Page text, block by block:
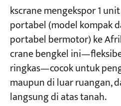
kscrane mengekspor 1
portabel (model kompak
portabel bermotor) ke
crane bengkel
ringkas—cocok untuk
maupun di luar ruangan,
langsung di atas tanah.